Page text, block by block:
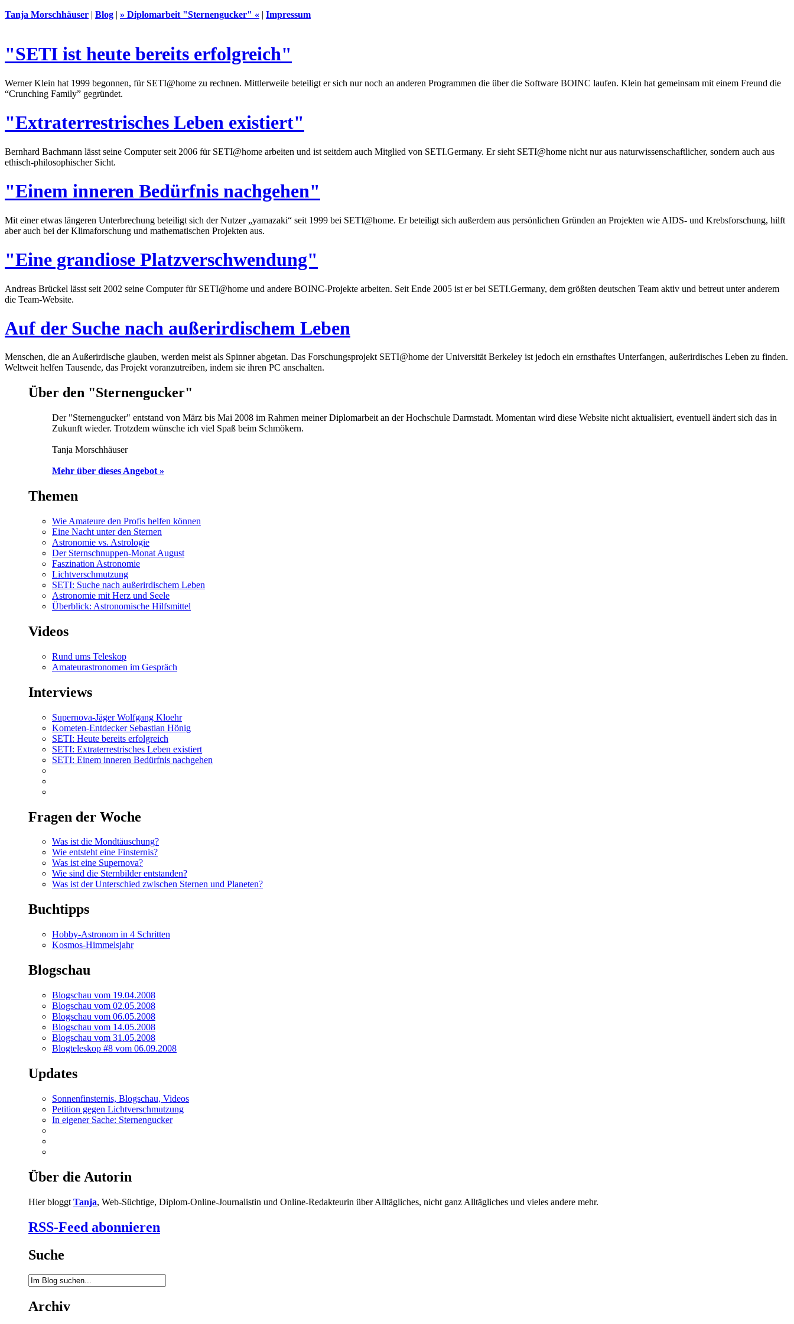
Tanja Morschhäuser | Blog | » Diplomarbeit "Sternengucker" « | Impressum
"SETI ist heute bereits erfolgreich"
Werner Klein hat 1999 begonnen, für SETI@home zu rechnen. Mittlerweile beteiligt er sich nur noch an anderen Programmen die über die Software BOINC laufen. Klein hat gemeinsam mit einem Freund die
“Crunching Family” gegründet.
"Extraterrestrisches Leben existiert"
Bernhard Bachmann lässt seine Computer seit 2006 für SETI@home arbeiten und ist seitdem auch Mitglied von SETI.Germany. Er sieht SETI@home nicht nur aus naturwissenschaftlicher, sondern auch aus
ethisch-philosophischer Sicht.
"Einem inneren Bedürfnis nachgehen"
Mit einer etwas längeren Unterbrechung beteiligt sich der Nutzer „yamazaki“ seit 1999 bei SETI@home. Er beteiligt sich außerdem aus persönlichen Gründen an Projekten wie AIDS- und Krebsforschung, hilft
aber auch bei der Klimaforschung und mathematischen Projekten aus.
"Eine grandiose Platzverschwendung"
Andreas Brückel lässt seit 2002 seine Computer für SETI@home und andere BOINC-Projekte arbeiten. Seit Ende 2005 ist er bei SETI.Germany, dem größten deutschen Team aktiv und betreut unter anderem
die Team-Website.
Auf der Suche nach außerirdischem Leben
Menschen, die an Außerirdische glauben, werden meist als Spinner abgetan. Das Forschungsprojekt SETI@home der Universität Berkeley ist jedoch ein ernsthaftes Unterfangen, außerirdisches Leben zu finden.
Weltweit helfen Tausende, das Projekt voranzutreiben, indem sie ihren PC anschalten.
Über den "Sternengucker"
Der "Sternengucker" entstand von März bis Mai 2008 im Rahmen meiner Diplomarbeit an der Hochschule Darmstadt. Momentan wird diese Website nicht aktualisiert, eventuell ändert sich das in
Zukunft wieder. Trotzdem wünsche ich viel Spaß beim Schmökern.
Tanja Morschhäuser
Mehr über dieses Angebot »
Themen
Wie Amateure den Profis helfen können
Eine Nacht unter den Sternen
Astronomie vs. Astrologie
Der Sternschnuppen-Monat August
Faszination Astronomie
Lichtverschmutzung
SETI: Suche nach außerirdischem Leben
Astronomie mit Herz und Seele
Überblick: Astronomische Hilfsmittel
Videos
Rund ums Teleskop
Amateurastronomen im Gespräch
Interviews
Supernova-Jäger Wolfgang Kloehr
Kometen-Entdecker Sebastian Hönig
SETI: Heute bereits erfolgreich
SETI: Extraterrestrisches Leben existiert
SETI: Einem inneren Bedürfnis nachgehen
Fragen der Woche
Was ist die Mondtäuschung?
Wie entsteht eine Finsternis?
Was ist eine Supernova?
Wie sind die Sternbilder entstanden?
Was ist der Unterschied zwischen Sternen und Planeten?
Buchtipps
Hobby-Astronom in 4 Schritten
Kosmos-Himmelsjahr
Blogschau
Blogschau vom 19.04.2008
Blogschau vom 02.05.2008
Blogschau vom 06.05.2008
Blogschau vom 14.05.2008
Blogschau vom 31.05.2008
Blogteleskop #8 vom 06.09.2008
Updates
Sonnenfinsternis, Blogschau, Videos
Petition gegen Lichtverschmutzung
In eigener Sache: Sternengucker
Über die Autorin
Hier bloggt Tanja, Web-Süchtige, Diplom-Online-Journalistin und Online-Redakteurin über Alltägliches, nicht ganz Alltägliches und vieles andere mehr.
RSS-Feed abonnieren
Suche
Archiv